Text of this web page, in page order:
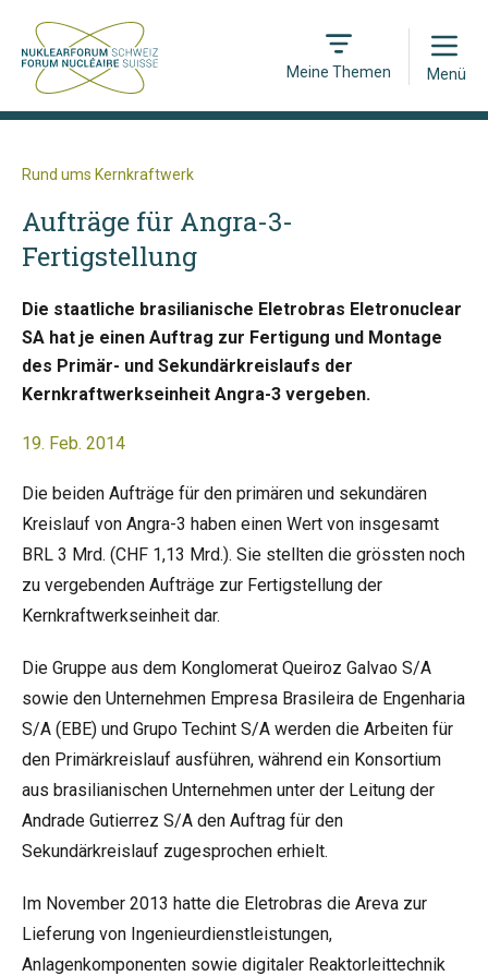
Meine Themen
Open
Menü
Rund ums Kernkraftwerk
Aufträge für Angra-3-
Fertigstellung
Die staatliche brasilianische Eletrobras Eletronuclear
SA hat je einen Auftrag zur Fertigung und Montage
des Primär- und Sekundärkreislaufs der
Kernkraftwerkseinheit Angra-3 vergeben.
19. Feb. 2014
Die beiden Aufträge für den primären und sekundären
Kreislauf von Angra-3 haben einen Wert von insgesamt
BRL 3 Mrd. (CHF 1,13 Mrd.). Sie stellten die grössten noch
zu vergebenden Aufträge zur Fertigstellung der
Kernkraftwerkseinheit dar.
Die Gruppe aus dem Konglomerat Queiroz Galvao S/A
sowie den Unternehmen Empresa Brasileira de Engenharia
S/A (EBE) und Grupo Techint S/A werden die Arbeiten für
den Primärkreislauf ausführen, während ein Konsortium
aus brasilianischen Unternehmen unter der Leitung der
Andrade Gutierrez S/A den Auftrag für den
Sekundärkreislauf zugesprochen erhielt.
Im November 2013 hatte die Eletrobras die Areva zur
Lieferung von Ingenieurdienstleistungen,
Anlagenkomponenten sowie digitaler Reaktorleittechnik